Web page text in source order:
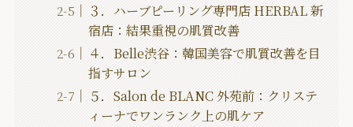
３．ハーブピーリング専門店 HERBAL 新
宿店：結果重視の肌質改善
４．Belle渋谷：韓国美容で肌質改善を目
指すサロン
５．Salon de BLANC 外苑前：クリステ
ィーナでワンランク上の肌ケア